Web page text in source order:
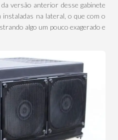
versão anterior desse gabinete
na lateral, o que com o
algo um pouco exagerado e